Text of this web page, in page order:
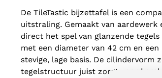
De TileTastic bijzettafel is een
uitstraling. Gemaakt van
direct het spel van glanzende
met een diameter van 42 cm en
stevige, lage basis. De
tegelstructuur juist zorgt voor